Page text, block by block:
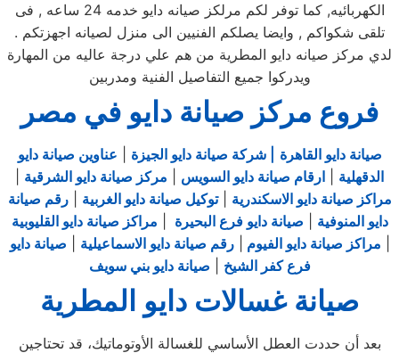
الكهربائيه, كما توفر لكم مرلكز صيانه دايو خدمه 24 ساعه , فى
تلقى شكواكم , وايضا يصلكم الفنيين الى منزل لصيانه اجهزتكم .
لدي مركز صيانه دايو المطرية من هم علي درجة عاليه من المهارة
ويدركوا جميع التفاصيل الفنية ومدربين
فروع مركز صيانة دايو في مصر
صيانة دايو القاهرة | شركة صيانة دايو الجيزة
عناوين صيانة دايو
الدقهلية
ارقام صيانة دايو السويس مركز صيانة دايو الشرقية
مراكز صيانة دايو الاسكندرية |توكيل صيانة دايو الغربية |رقم صيانة
دايو المنوفية
صيانة دايو فرع البحيرة
مراكز صيانة دايو القليوبية
مراكز صيانة دايو الفيوم |رقم صيانة دايو الاسماعيلية
صيانة دايو
فرع كفر الشيخ
صيانة دايو بني سويف
صيانة غسالات دايو المطرية
بعد أن حددت العطل الأساسي للغسالة الأوتوماتيك، قد تحتاجين